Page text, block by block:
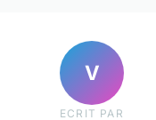
V
ECRIT PAR